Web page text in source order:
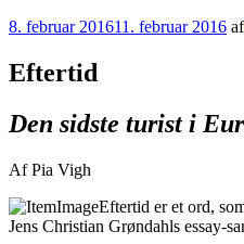
Videre
indhold
Udgivet
8. februar 201611. februar 2016 af
Eftertid
Den sidste turist i
Af Pia Vigh
Eftertid er et ord,
Jens Christian Grøndahls essay-